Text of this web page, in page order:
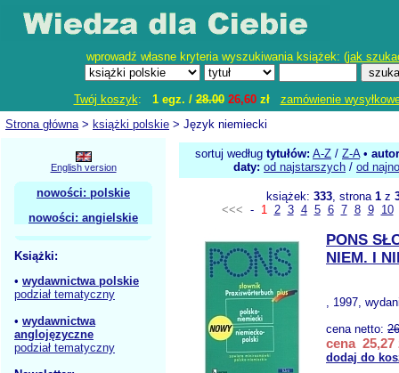
wprowadź własne kryteria wyszukiwania książek: (jak
Twój koszyk: 1 egz. /28.00 26,60zł
zamówienie
Strona główna> książki polskie > Język niemiecki
English version
nowości: polskie
nowości: angielskie
Książki:
• wydawnictwa polskie
podział tematyczny
• wydawnictwa
anglojęzyczne
podział tematyczny
sortuj według tytułów: A-Z / Z-A•
daty: od najstarszych / od
książek: 333, strona 1z
<<< - 1 2 3 4 5 6 7 8 9 10
PONS
NIEM. I
, 1997,
cena netto:
cena 25,27
dodaj do